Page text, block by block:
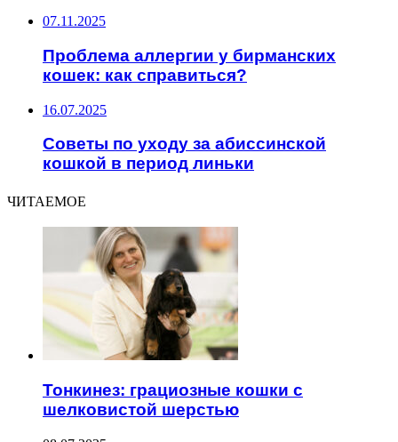
07.11.2025
Проблема аллергии у бирманских
кошек: как справиться?
16.07.2025
Советы по уходу за абиссинской
кошкой в период линьки
ЧИТАЕМОЕ
Тонкинез: грациозные кошки с
шелковистой шерстью